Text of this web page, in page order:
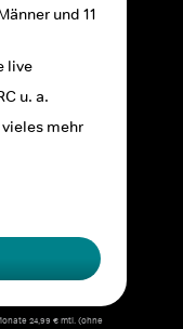
und 11
live
u. a.
vieles mehr
24,99 € mtl. (ohne